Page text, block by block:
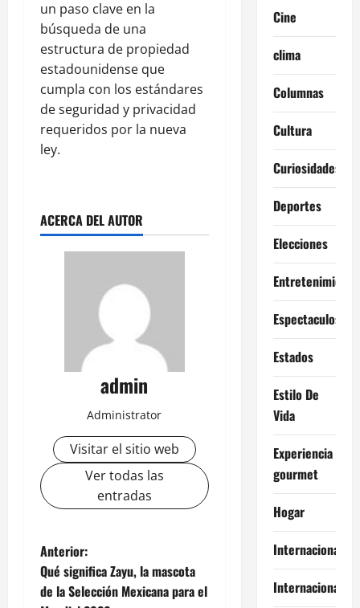
un paso clave en la
búsqueda de una
estructura de propiedad
estadounidense que
cumpla con los estándares
de seguridad y privacidad
requeridos por la nueva
ley.
ACERCA DEL AUTOR
admin
Administrator
Visitar el sitio web
Ver todas las
entradas
N
a
Anterior:
Qué significa Zayu, la mascota
de la Selección Mexicana para el
Cine
clima
Columnas
Cultura
Curiosidades
Deportes
Elecciones
Entretenimiento
Espectaculos
Estados
Estilo De
Vida
Experiencia
gourmet
Hogar
Internacional
Internacionales